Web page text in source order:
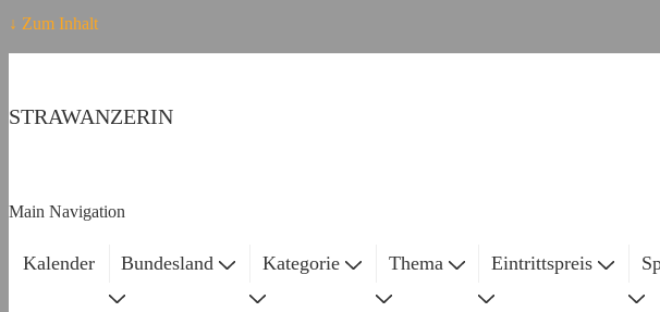
↓ Zum Inhalt
STRAWANZERIN
Main Navigation
Kalender Bundesland Kategorie Thema Eintrittspreis